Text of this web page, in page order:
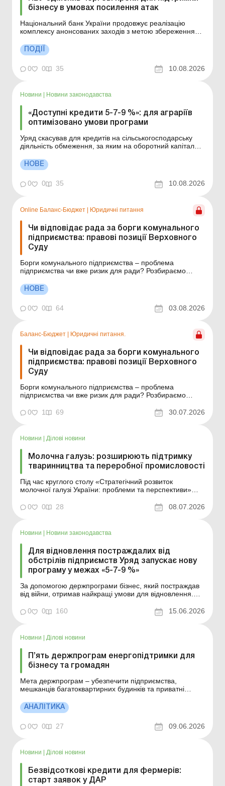
бізнесу в умовах посилення атак
Національний банк України продовжує реалізацію
комплексу анонсованих заходів з метою збереження
стратегічно важливих секторів економіки, зокрема
агропромислового комплексу. Більше за темою:
Відновлення нерухомості після пошкодження внаслід...
ПОДІЇ
0 0 35 10.08.2026
Новини Новини законодавства
«Доступні кредити 5-7-9 %»: для аграріїв
оптимізовано умови програми
Уряд скасував для кредитів на сільськогосподарську
діяльність обмеження, за яким на оборотний капітал
кредиту, та знизив ставку за такими кредитами з 15 %
до 10 % річних. Більше за темою: Доступні кредити «5-
НОВЕ
0 0 35 10.08.2026
Online Баланс-Бюджет | Юридичні питання
Чи відповідає рада за борги комунального
підприємства: правові позиції Верховного
Суду
Борги комунального підприємства – проблема
підприємства чи вже ризик для ради? Розбираємо
рекомендації. Чи можна стягнути борг комунального
підприємства з ради-засновника? КП не розрахувалося
з вами, майна недостатньо, а виконавче провадження
н...
НОВЕ
0 0 64 03.08.2026
Баланс-Бюджет | Юридичні питання.
Чи відповідає рада за борги комунального
підприємства: правові позиції Верховного
Суду
Борги комунального підприємства – проблема
підприємства чи вже ризик для ради? Розбираємо
рекомендації. Чи можна стягнути борг комунального
не ...
0 1 69 30.07.2026
Новини Ділові новини
Молочна галузь: розширюють підтримку
тваринництва та переробної промисловості
Під час круглого столу «Стратегічний розвиток
молочної галузі України: проблеми та перспективи»
на розвиток молочної галузі. Про що повідомили
урядовці – читайте в цьому матеріалі. Більше за
0 0 28 08.07.2026
Новини Новини законодавства
Для відновлення постраждалих від
обстрілів підприємств Уряд запускає нову
програму у межах «5-7-9 %»
За допомогою держпрограми бізнес, який постраждав
від війни, отримав найкращі умови для відновлення.
швидше відновлювати майно, повертатися до роботи
та зберігати робочі місця. Деталі див. нижче. Більше за
0 0 160 15.06.2026
Новини | Ділові новини
П’ять держпрограм енергопідтримки для
бізнесу та громадян
Мета держпрограм – убезпечити підприємства,
мешканців багатоквартирних будинків та приватні
найважливіших напрямів реалізації Планів стійкості
регіонів та громад. Більше за темою: Облік грантів та
міжнародної технічної допомоги Бюджетні г...
АНАЛІТИКА
0 0 27 09.06.2026
Новини Ділові новини
Безвідсоткові кредити для фермерів:
старт заявок у ДАР